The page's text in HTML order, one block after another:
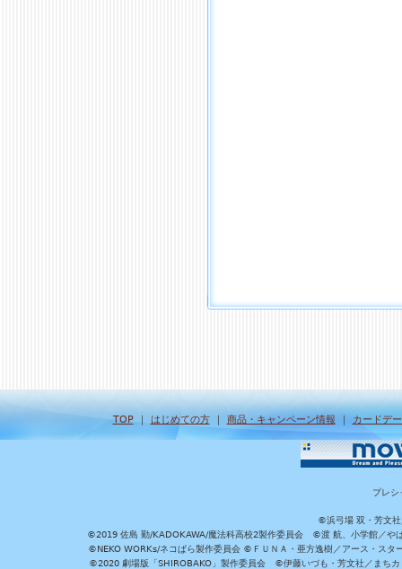
TOP｜ はじめての方｜ 商品・キャンペーン情報 ｜ カードデ
プレシ
©浜弓場 双・芳文社
©2019 佐島 勤/KADOKAWA/魔法科高校2製作委員会 ©渡 航、小学館／や
©NEKO WORKs/ネコぱら製作委員会 ©ＦＵＮＡ・亜方逸樹／アース・ス
©2020 劇場版「SHIROBAKO」製作委員会 ©伊藤いづも・芳文社／まち